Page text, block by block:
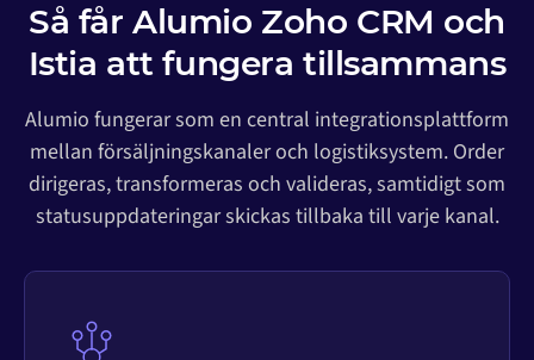
Så får Alumio Zoho CRM och
Istia att fungera tillsammans
Alumio fungerar som en central integrationsplattform
mellan försäljningskanaler och logistiksystem. Order
dirigeras, transformeras och valideras, samtidigt som
statusuppdateringar skickas tillbaka till varje kanal.